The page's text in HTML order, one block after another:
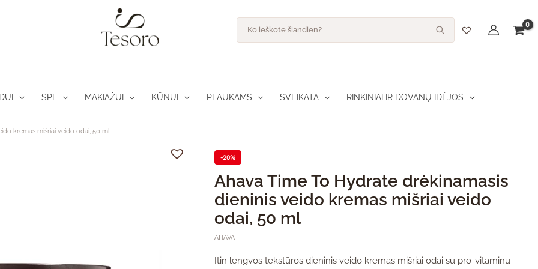
search
SPF MAKIAŽUI KŪNUI PLAUKAMS SVEIKATA RINKINIAI IR DOVANŲ IDĖJOS
kremas mišriai veido odai, 50 ml
-20%
Ahava Time To Hydrate drėkinamasis
dieninis veido kremas mišriai veido
odai, 50 ml
AHAVA
Itin lengvos tekstūros dieninis veido kremas mišriai odai su pro-vitaminu